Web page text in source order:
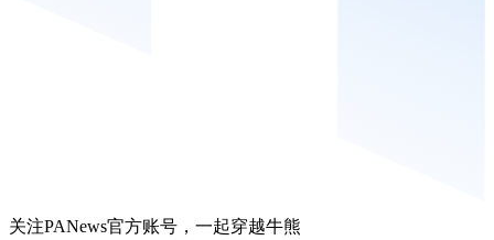
关注PANews官方账号，一起穿越牛熊